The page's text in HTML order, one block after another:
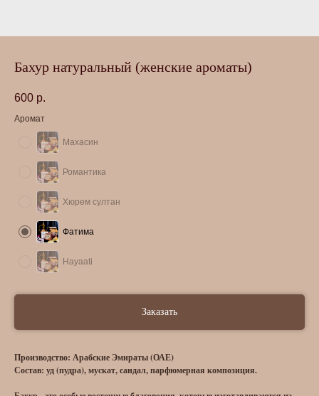
Бахур натуральный (женские ароматы)
600 р.
Аромат
Махасин
Романтика
Хюрем султан
Фатима
Hayaati
Заказать
Производство: Арабские Эмираты (ОАЕ)
Состав: уд (пудра), мускат, сандал, парфюмерная композиция.